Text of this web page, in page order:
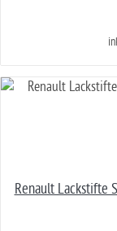
Renault Lackstifte